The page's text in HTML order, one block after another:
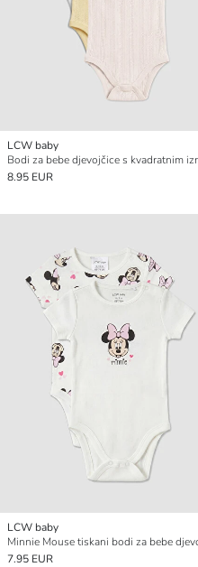
LCW baby
8.95 EUR
LCW baby
7.95 EUR